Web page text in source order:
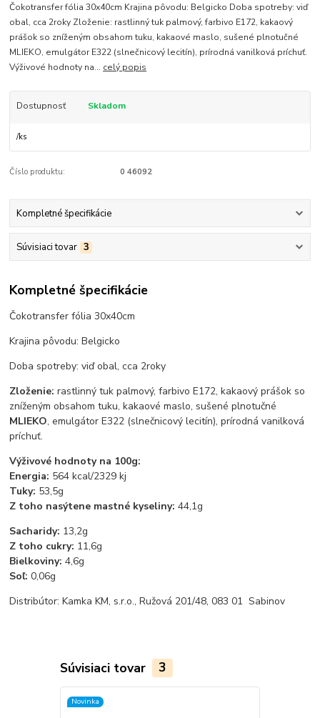
Čokotransfer fólia 30x40cm Krajina pôvodu: Belgicko Doba spotreby: viď
obal, cca 2roky Zloženie: rastlinný tuk palmový, farbivo E172, kakaový
prášok so zníženým obsahom tuku, kakaové maslo, sušené plnotučné
MLIEKO, emulgátor E322 (slnečnicový lecitín), prírodná vanilková príchuť.
Výživové hodnoty na... celý popis
Dostupnosť Skladom
/ks
Číslo produktu: 0 46092
Kompletné špecifikácie
Súvisiaci tovar 3
Kompletné špecifikácie
Čokotransfer fólia 30x40cm
Krajina pôvodu: Belgicko
Doba spotreby: viď obal, cca 2roky
Zloženie:rastlinný tuk palmový, farbivo E172, kakaový prášok so
zníženým obsahom tuku, kakaové maslo, sušené plnotučné
MLIEKO, emulgátor E322 (slnečnicový lecitín), prírodná vanilková
príchuť.
Výživové hodnoty na 100g:
Energia: 564 kcal/2329 kj
Tuky: 53,5g
Z toho nasýtene mastné kyseliny: 44,1g
Sacharidy: 13,2g
Z toho cukry: 11,6g
Bielkoviny: 4,6g
Soľ: 0,06g
Distribútor: Kamka KM, s.r.o., Ružová 201/48, 083 01 Sabinov
Súvisiaci tovar 3
Novinka